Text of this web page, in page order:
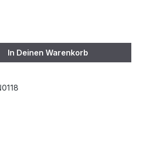
gewünschten Wert
In Deinen Warenkorb